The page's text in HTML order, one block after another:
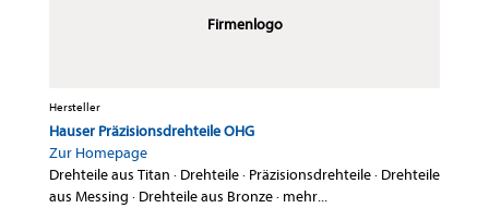
Firmenlogo
Hersteller
Hauser Präzisionsdrehteile OHG
Zur Homepage
Drehteile aus Titan · Drehteile· Präzisionsdrehteile· Drehteile
aus Messing · Drehteile aus Bronze· mehr...